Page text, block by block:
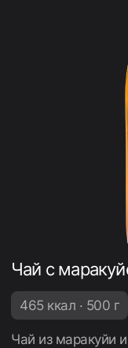
Чай с
465 ккал · 500 г
Чай из маракуйи